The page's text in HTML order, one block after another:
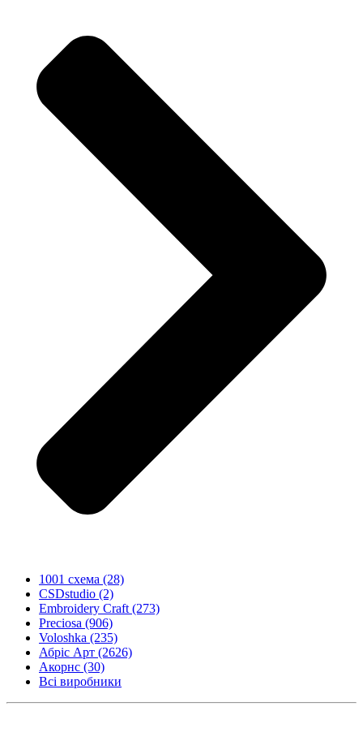
1001 схема (28)
CSDstudio (2)
Embroidery Craft (273)
Preciosa (906)
Voloshka (235)
Абріс Арт (2626)
Акорнс (30)
Всі виробники